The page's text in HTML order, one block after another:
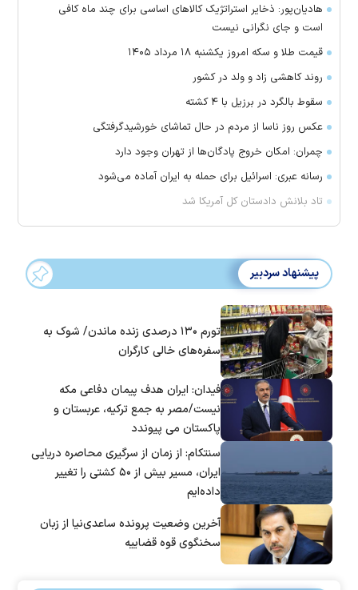
هادیان‌پور: ذخایر استراتژیک کالا‌های اساسی برای چند ماه کافی
است و جای نگرانی نیست
قیمت طلا و سکه امروز یکشنبه ۱۸ مرداد ۱۴۰۵
روند کاهشی زاد و ولد در کشور
سقوط بالگرد در برزیل با ۴ کشته
عکس روز ناسا از مردم در حال تماشای خورشیدگرفتگی
چمران: امکان خروج پادگان‌ها از تهران وجود دارد
رسانه عبری: اسرائیل برای حمله به ایران آماده می‌شود
تاد بلانش دادستان کل آمریکا شد
پیشنهاد سردبیر
تورم ۱۳۰ درصدی زنده ماندن/ شوک به
سفره‌های خالی کارگران
فیدان: ایران هدف پیمان دفاعی مکه
نیست/مصر به جمع ترکیه، عربستان و
پاکستان می پیوندد
سنتکام: از زمان از سرگیری محاصره دریایی
ایران، مسیر بیش از ۵۰ کشتی را تغییر
داده‌ایم
آخرین وضعیت پرونده ساعدی‌نیا از زبان
سخنگوی قوه قضاییه